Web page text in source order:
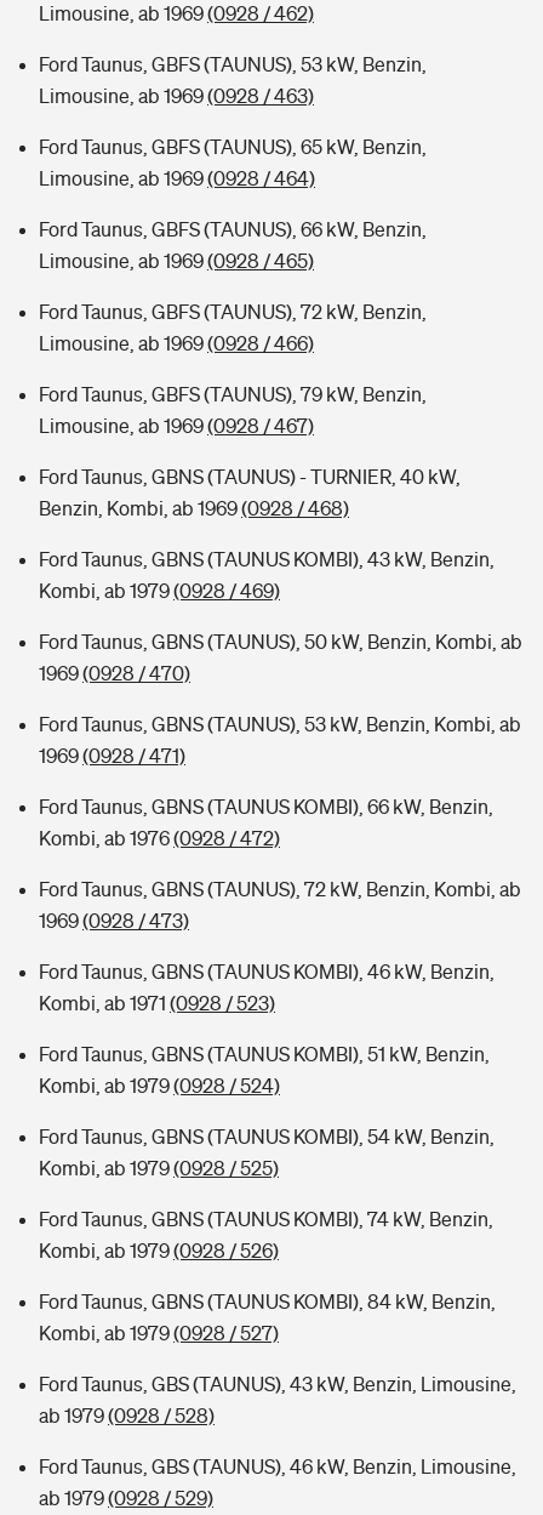
Limousine, ab 1969(0928 / 462)
Ford Taunus, GBFS (TAUNUS), 53 kW, Benzin,
Limousine, ab 1969(0928 / 463)
Ford Taunus, GBFS (TAUNUS), 65 kW, Benzin,
Limousine, ab 1969(0928 / 464)
Ford Taunus, GBFS (TAUNUS), 66 kW, Benzin,
Limousine, ab 1969(0928 / 465)
Ford Taunus, GBFS (TAUNUS), 72 kW, Benzin,
Limousine, ab 1969(0928 / 466)
Ford Taunus, GBFS (TAUNUS), 79 kW, Benzin,
Limousine, ab 1969(0928 / 467)
Ford Taunus, GBNS (TAUNUS) - TURNIER, 40 kW,
Benzin, Kombi, ab 1969(0928 / 468)
Ford Taunus, GBNS (TAUNUS KOMBI), 43 kW, Benzin,
Kombi, ab 1979(0928 / 469)
Ford Taunus, GBNS (TAUNUS), 50 kW, Benzin, Kombi, ab
1969(0928 / 470)
Ford Taunus, GBNS (TAUNUS), 53 kW, Benzin, Kombi, ab
1969(0928 / 471)
Ford Taunus, GBNS (TAUNUS KOMBI), 66 kW, Benzin,
Kombi, ab 1976(0928 / 472)
Ford Taunus, GBNS (TAUNUS), 72 kW, Benzin, Kombi, ab
1969(0928 / 473)
Ford Taunus, GBNS (TAUNUS KOMBI), 46 kW, Benzin,
Kombi, ab 1971 (0928 / 523)
Ford Taunus, GBNS (TAUNUS KOMBI), 51 kW, Benzin,
Kombi, ab 1979(0928 / 524)
Ford Taunus, GBNS (TAUNUS KOMBI), 54 kW, Benzin,
Kombi, ab 1979(0928 / 525)
Ford Taunus, GBNS (TAUNUS KOMBI), 74 kW, Benzin,
Kombi, ab 1979(0928 / 526)
Ford Taunus, GBNS (TAUNUS KOMBI), 84 kW, Benzin,
Kombi, ab 1979(0928 / 527)
Ford Taunus, GBS (TAUNUS), 43 kW, Benzin, Limousine,
ab 1979(0928 / 528)
Ford Taunus, GBS (TAUNUS), 46 kW, Benzin, Limousine,
ab 1979(0928 / 529)